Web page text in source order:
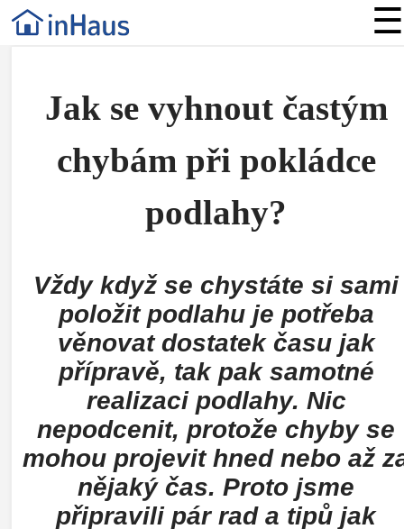
☰
Jak se vyhnout častým
chybám při pokládce
podlahy?
Vždy když se chystáte si sami
položit podlahu je potřeba
věnovat dostatek času jak
přípravě, tak pak samotné
realizaci podlahy. Nic
nepodcenit, protože chyby se
mohou projevit hned nebo až
nějaký čas. Proto jsme
připravili pár rad a tipů jak